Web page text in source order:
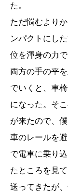
た。
ただ悩むより
ンパクトにし
位を渾身の力
両方の手の平
でいくと、車
になった。そ
が来たので、
車のレールを
で電車に乗り
たところを見
送ってきたが